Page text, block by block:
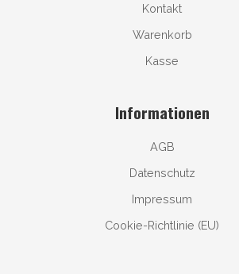
Kontakt
Warenkorb
Kasse
Informationen
AGB
Datenschutz
Impressum
Cookie-Richtlinie (EU)